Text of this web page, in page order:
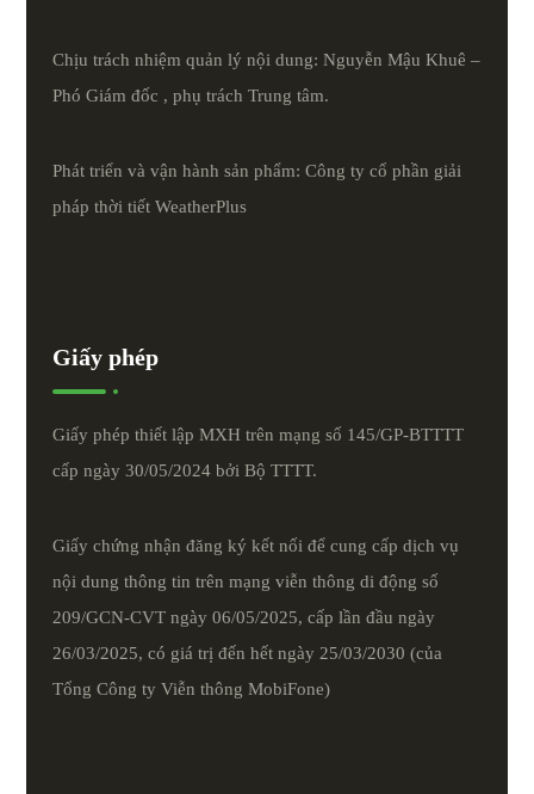
Chịu trách nhiệm quản lý nội dung: Nguyễn Mậu Khuê –
Phó Giám đốc , phụ trách Trung tâm.
Phát triển và vận hành sản phẩm: Công ty cổ phần giải
pháp thời tiếtWeatherPlus
Giấy phép
Giấy phép thiết lập MXH trên mạng số 145/GP-BTTTT
cấp ngày 30/05/2024 bởi Bộ TTTT.
Giấy chứng nhận đăng ký kết nối để cung cấp dịch vụ
nội dung thông tin trên mạng viễn thông di động số
209/GCN-CVT ngày 06/05/2025, cấp lần đầu ngày
26/03/2025, có giá trị đến hết ngày 25/03/2030 (của
Tổng Công ty Viễn thông MobiFone)